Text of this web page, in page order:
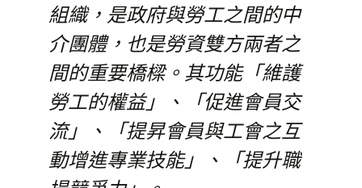
組織，是政府與勞工之間的中
介團體，也是勞資雙方兩者之
間的重要橋樑。其功能「維護
勞工的權益」、「促進會員交
流」、「提昇會員與工會之互
動增進專業技能」、「提升職